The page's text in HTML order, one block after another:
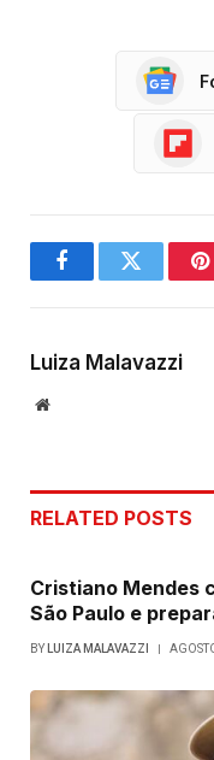
FacebookTwitter
Luiza Malavazzi
Website
RELATED POSTS
Cristiano Mendes
São Paulo e
BY LUIZA MALAVAZZI